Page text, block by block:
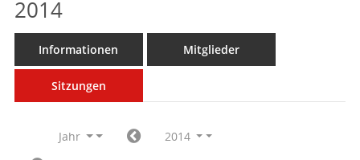
2014
Informationen Mitglieder
Sitzungen
Jahr 2014